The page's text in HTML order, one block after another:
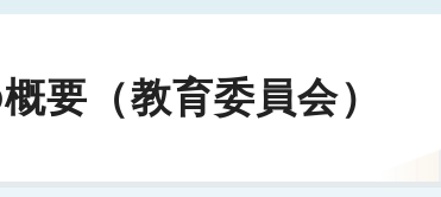
要（教育委員会）